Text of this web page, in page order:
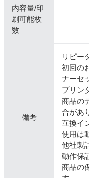
内容量/印
刷可能枚
数
備考
リピー
初回の
ナーセ
プリン
商品の
合があ
互換イ
使用は
他社製
動作保
商品の